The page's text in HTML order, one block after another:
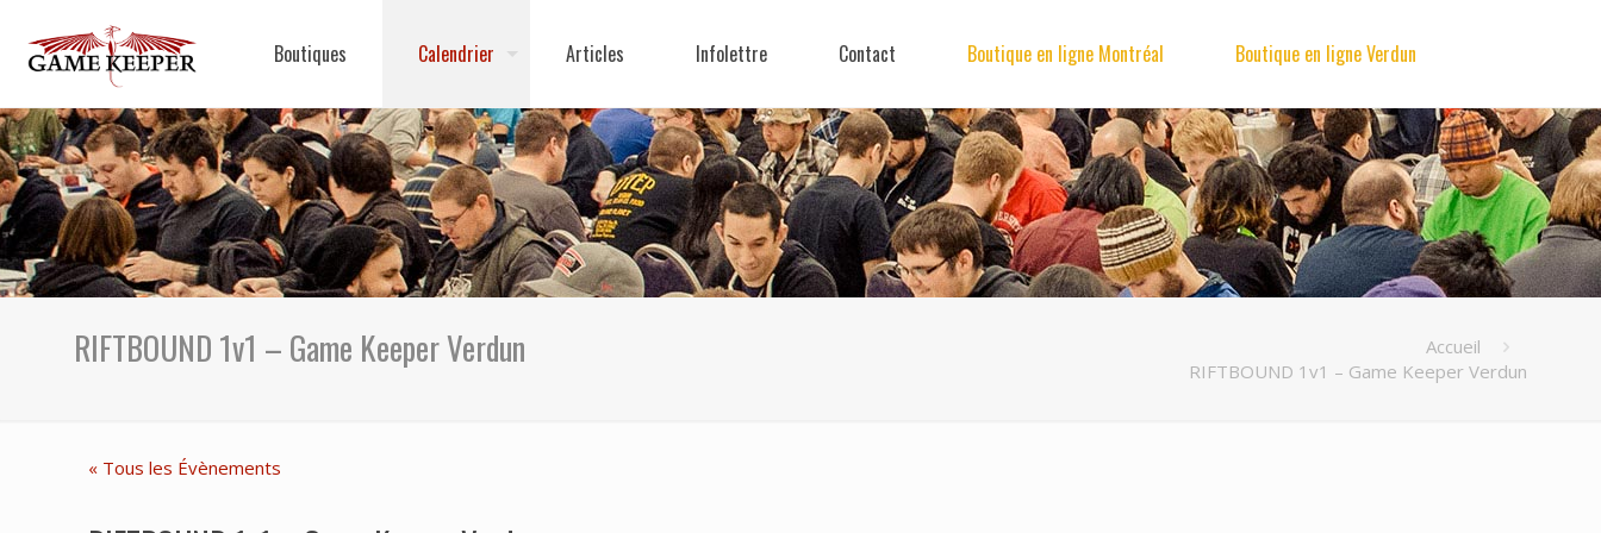
Boutiques Calendrier Articles Infolettre Contact Boutique en ligne Montréal Boutique en ligne Verdun
RIFTBOUND 1v1 – Game Keeper Verdun
Accueil
RIFTBOUND 1v1 – Game Keeper Verdun
« Tous les Évènements